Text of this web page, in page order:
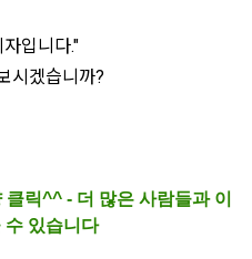
입니다."
시겠습니까?
릭^^ - 더 많은 사람들과 이
수 있습니다